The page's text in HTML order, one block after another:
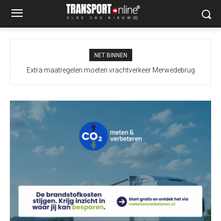
NET BINNEN
Extra maatregelen moeten vrachtverkeer Merwedebrug